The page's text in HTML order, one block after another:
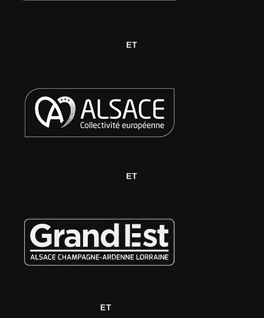
ET
ET
ET